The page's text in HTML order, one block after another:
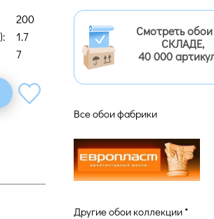
200
1.7
7
Смотреть
СКЛАДЕ,
40 000
Все обои фабрики
Другие обои коллекции *